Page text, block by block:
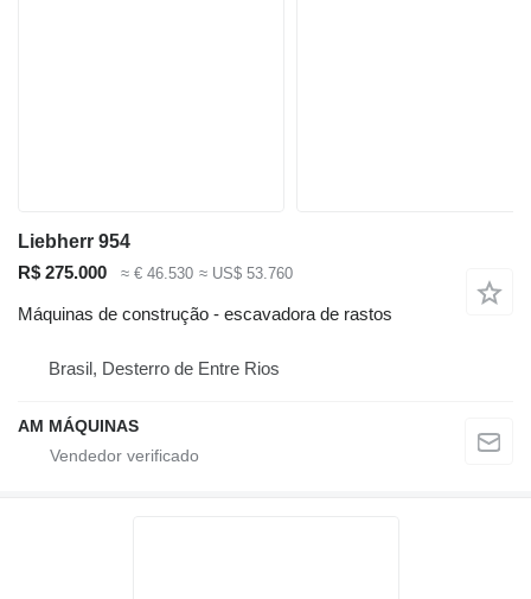
Liebherr 954
R$ 275.000
≈ € 46.530 ≈ US$ 53.760
Máquinas de construção - escavadora de rastos
Brasil, Desterro de Entre Rios
AM MÁQUINAS